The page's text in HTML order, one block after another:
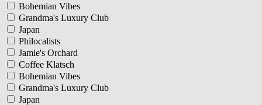
Bohemian Vibes
Grandma's Luxury Club
Japan
Philocalists
Jamie's Orchard
Coffee Klatsch
Bohemian Vibes
Grandma's Luxury Club
Japan